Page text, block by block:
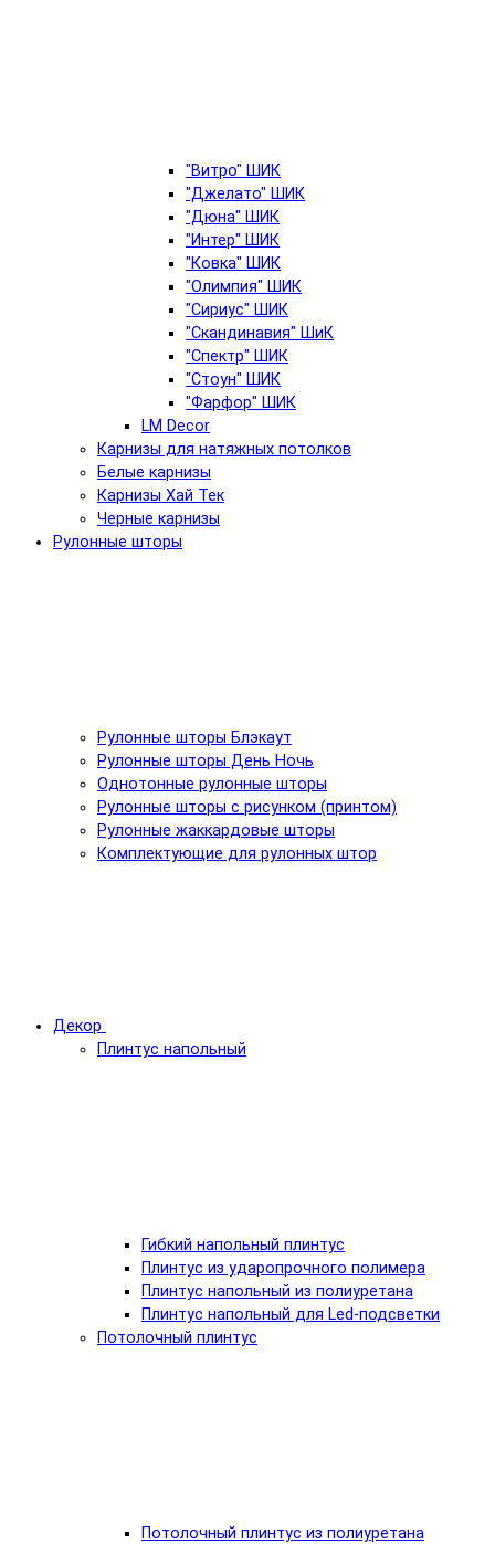
"Витро" ШИК
"Джелато" ШИК
"Дюна" ШИК
"Интер" ШИК
"Ковка" ШИК
"Олимпия" ШИК
"Сириус" ШИК
"Скандинавия" ШиК
"Спектр" ШИК
"Стоун" ШИК
"Фарфор" ШИК
LM Decor
Карнизы для натяжных потолков
Белые карнизы
Карнизы Хай Тек
Черные карнизы
Рулонные шторы
Рулонные шторы Блэкаут
Рулонные шторы День Ночь
Однотонные рулонные шторы
Рулонные шторы с рисунком (принтом)
Рулонные жаккардовые шторы
Комплектующие для рулонных штор
Декор
Плинтус напольный
Гибкий напольный плинтус
Плинтус из ударопрочного полимера
Плинтус напольный из полиуретана
Плинтус напольный для Led-подсветки
Потолочный плинтус
Потолочный плинтус из полиуретана